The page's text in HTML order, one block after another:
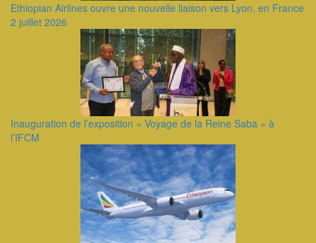
Ethiopian Airlines ouvre une nouvelle liaison vers Lyon, en France
2 juillet 2026
Inauguration de l’exposition « Voyage de la Reine Saba » à
l’IFCM